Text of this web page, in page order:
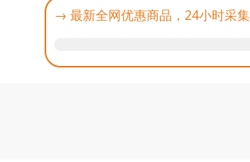
→ 最新全网优惠商品，24小时采